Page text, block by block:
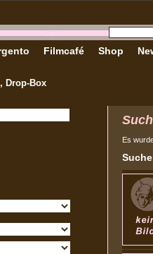
Drop-Box
Filmcafé Shop
Es